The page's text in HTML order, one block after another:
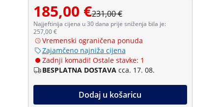
185,00 €231,00 €
Najjeftinija cijena u 30 dana prije sniženja bila je:
257,00 €
Vremenski ograničena ponuda
Zajamčeno najniža cijena
Zadnji komadi! Ostale stavke: 1
BESPLATNA DOSTAVA cca. 17. 08.
Dodaj u košaricu